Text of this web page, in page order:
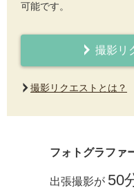
可能です。
撮影リ
撮影リクエストとは？
フォトグラファ
出張撮影が 50